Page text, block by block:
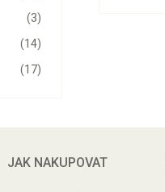
(3)
(14)
(17)
JAK NAKUPOVAT